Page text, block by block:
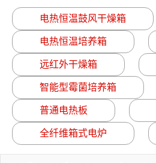
电热恒温鼓风干燥箱
电热恒温培养箱
远红外干燥箱
智能型霉菌培养箱
普通电热板
全纤维箱式电炉